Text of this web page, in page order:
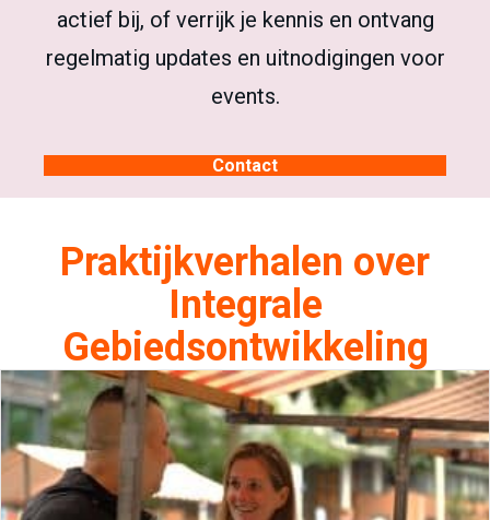
actief bij, of verrijk je kennis en ontvang
regelmatig updates en uitnodigingen voor
events.
Contact
Praktijkverhalen over
Integrale
Gebiedsontwikkeling